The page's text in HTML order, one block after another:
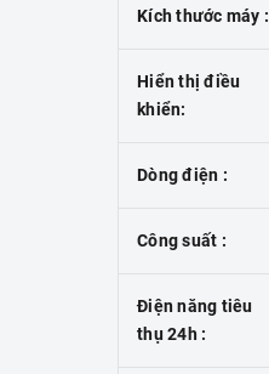
Kích thước máy :
Hiển thị điều
khiển:
Dòng điện :
Công suất :
Điện năng tiêu
thụ 24h :